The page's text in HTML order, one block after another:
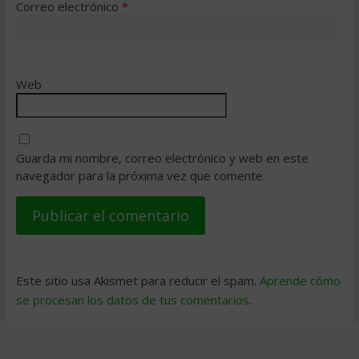
Correo electrónico *
Web
Guarda mi nombre, correo electrónico y web en este
navegador para la próxima vez que comente.
Este sitio usa Akismet para reducir el spam. Aprende cómo
se procesan los datos de tus comentarios.